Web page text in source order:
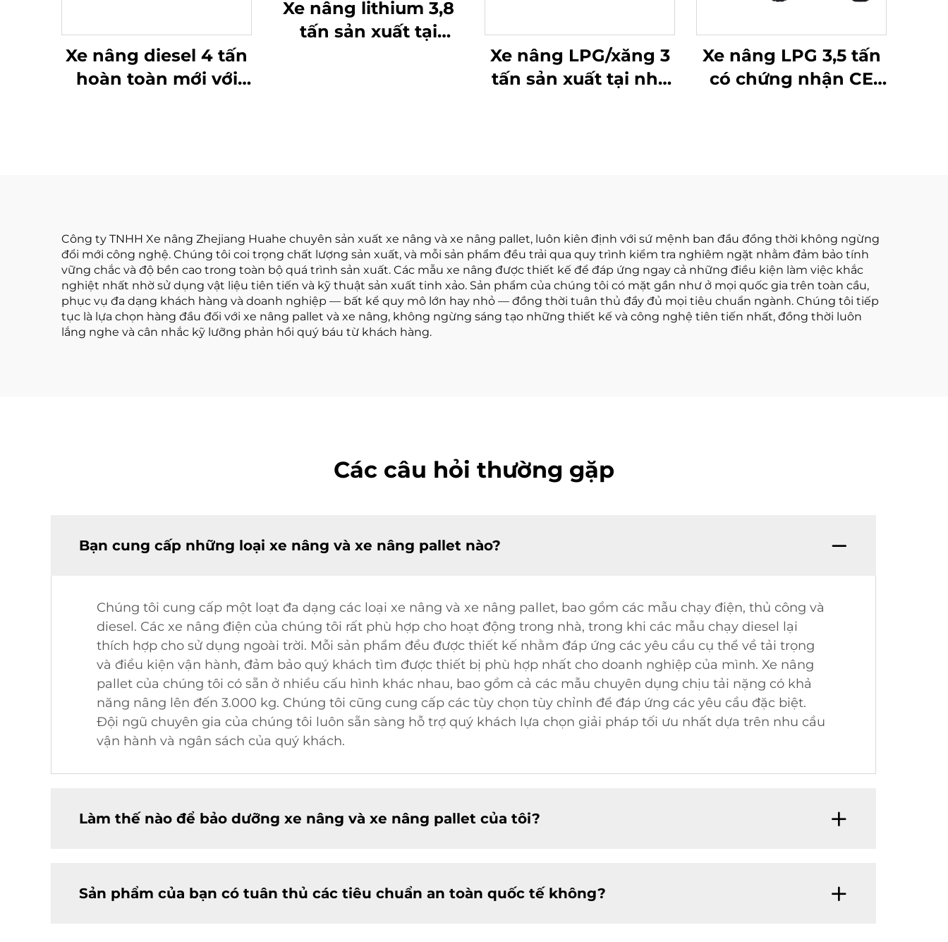
Xe nâng diesel 4 tấn
hoàn toàn mới với
Xe nâng lithium 3,8
tấn sản xuất tại
Xe nâng LPG/xăng 3
tấn sản xuất tại nhà
Xe nâng LPG 3,5 tấn
có chứng nhận CE
Công ty TNHH Xe nâng Zhejiang Huahe chuyên sản xuất xe nâng và xe nâng pallet, luôn kiên định với sứ mệnh ban đầu đồng thời không ngừng
đổi mới công nghệ. Chúng tôi coi trọng chất lượng sản xuất, và mỗi sản phẩm đều trải qua quy trình kiểm tra nghiêm ngặt nhằm đảm bảo tính
vững chắc và độ bền cao trong toàn bộ quá trình sản xuất. Các mẫu xe nâng được thiết kế để đáp ứng ngay cả những điều kiện làm việc khắc
nghiệt nhất nhờ sử dụng vật liệu tiên tiến và kỹ thuật sản xuất tinh xảo. Sản phẩm của chúng tôi có mặt gần như ở mọi quốc gia trên toàn cầu,
phục vụ đa dạng khách hàng và doanh nghiệp — bất kể quy mô lớn hay nhỏ — đồng thời tuân thủ đầy đủ mọi tiêu chuẩn ngành. Chúng tôi tiếp
tục là lựa chọn hàng đầu đối với xe nâng pallet và xe nâng, không ngừng sáng tạo những thiết kế và công nghệ tiên tiến nhất, đồng thời luôn
lắng nghe và cân nhắc kỹ lưỡng phản hồi quý báu từ khách hàng.
Các câu hỏi thường gặp
Bạn cung cấp những loại xe nâng và xe nâng pallet nào?
Chúng tôi cung cấp một loạt đa dạng các loại xe nâng và xe nâng pallet, bao gồm các mẫu chạy điện, thủ công và
diesel. Các xe nâng điện của chúng tôi rất phù hợp cho hoạt động trong nhà, trong khi các mẫu chạy diesel lại
thích hợp cho sử dụng ngoài trời. Mỗi sản phẩm đều được thiết kế nhằm đáp ứng các yêu cầu cụ thể về tải trọng
và điều kiện vận hành, đảm bảo quý khách tìm được thiết bị phù hợp nhất cho doanh nghiệp của mình. Xe nâng
pallet của chúng tôi có sẵn ở nhiều cấu hình khác nhau, bao gồm cả các mẫu chuyên dụng chịu tải nặng có khả
năng nâng lên đến 3.000 kg. Chúng tôi cũng cung cấp các tùy chọn tùy chỉnh để đáp ứng các yêu cầu đặc biệt.
Đội ngũ chuyên gia của chúng tôi luôn sẵn sàng hỗ trợ quý khách lựa chọn giải pháp tối ưu nhất dựa trên nhu cầu
vận hành và ngân sách của quý khách.
Làm thế nào để bảo dưỡng xe nâng và xe nâng pallet của tôi?
Sản phẩm của bạn có tuân thủ các tiêu chuẩn an toàn quốc tế không?